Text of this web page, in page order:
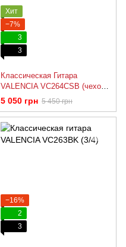
Хит
−7%
3
3
Классическая Гитара
VALENCIA VC264CSB (чехол,
копилка, медиатор, струна)
5 050 грн 5 450 грн
−16%
2
3